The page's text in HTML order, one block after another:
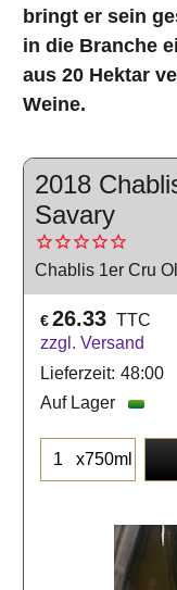
bringt er sein
in die Branche
aus 20 Hektar
Weine.
2018
Savary
Chablis 1er Cru
€26.33 TTC
zzgl. Versand
Lieferzeit: 48:00
Auf Lager
x750ml